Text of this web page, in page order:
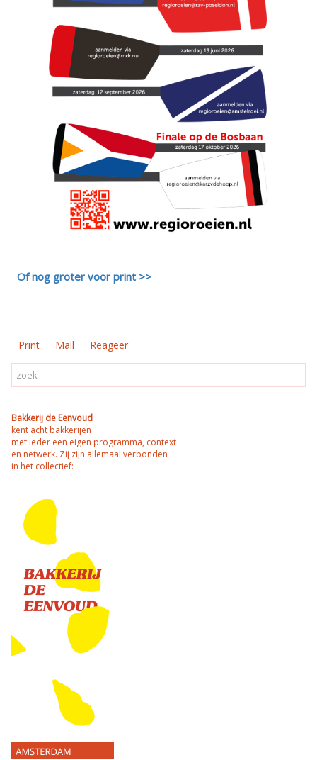
Of nog groter voor print >>
Print Mail Reageer
Bakkerij de Eenvoud
kent acht bakkerijen
met ieder een eigen programma, context
en netwerk. Zij zijn allemaal verbonden
in het collectief: